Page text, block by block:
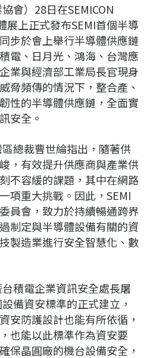
會）28日在SEMICON
展上正式發布SEMI首個半導
步於會上舉行半導體供應鏈
電、日月光、鴻海、台灣應
業與經濟部工業局長官現身
脅頻傳的情況下，整合產、
性的半導體供應鏈，全面實
安全。
總裁曹世綸指出，隨著供
，有效提升供應商與產業供
不容緩的課題，其中在網路
項重大挑戰。因此，SEMI
員會，致力於持續暢通跨界
制定與半導體設備有關的資
製造業進行安全智慧化、數
積電企業資訊安全處長屠
備資安標準的正式建立，
安防護設計也能有所依循，
也能以此標準作為資安要
保晶圓廠的機台設備安全，